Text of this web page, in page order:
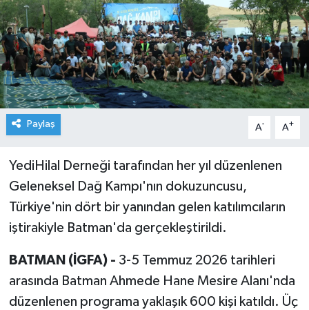
Paylaş A- A+
YediHilal Derneği tarafından her yıl düzenlenen
Geleneksel Dağ Kampı'nın dokuzuncusu,
Türkiye'nin dört bir yanından gelen katılımcıların
iştirakiyle Batman'da gerçekleştirildi.
BATMAN (İGFA) - 3-5 Temmuz 2026 tarihleri
arasında Batman Ahmede Hane Mesire Alanı'nda
düzenlenen programa yaklaşık 600 kişi katıldı. Üç